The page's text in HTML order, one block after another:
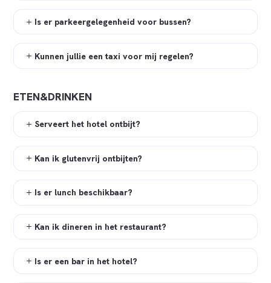
Is er parkeergelegenheid voor bussen?
Kunnen jullie een taxi voor mij regelen?
ETEN&DRINKEN
Serveert het hotel ontbijt?
Kan ik glutenvrij ontbijten?
Is er lunch beschikbaar?
Kan ik dineren in het restaurant?
Is er een bar in het hotel?